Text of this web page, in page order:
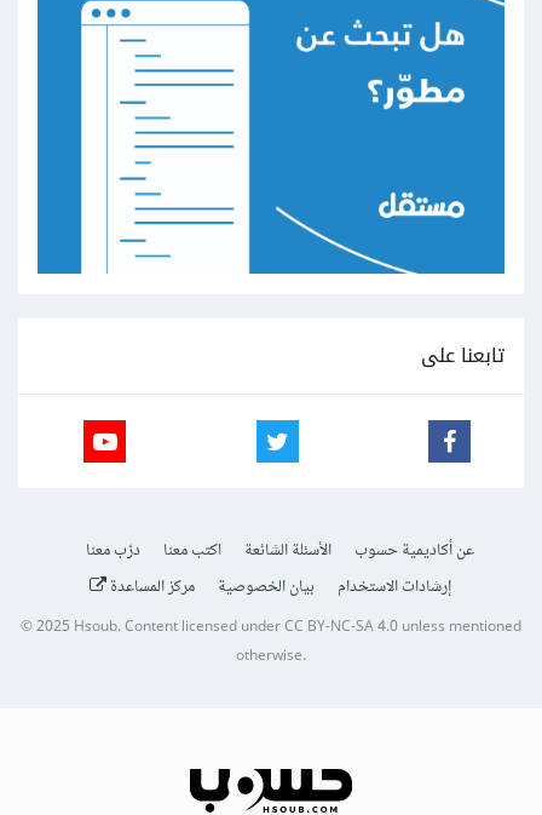
تابعنا على
عن أكاديمية حسوب الأسئلة الشائعة اكتب معنا
درّب معنا
إرشادات الاستخدام
بيان الخصوصية مركز المساعدة
© 2025Hsoub.Content licensed underCC BY-NC-SA 4.0unless mentioned
otherwise.